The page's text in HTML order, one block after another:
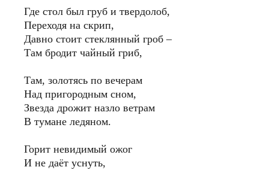
Где стол был груб и твердолоб,
Переходя на скрип,
Давно стоит стеклянный гроб –
Там бродит чайный гриб,
Там, золотясь по вечерам
Над пригородным сном,
Звезда дрожит назло ветрам
В тумане ледяном.
Горит невидимый ожог
И не даёт уснуть,